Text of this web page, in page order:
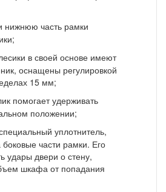
нижнюю часть рамки
в своей основе имеют
оснащены регулировкой
15 мм;
помогает удерживать
положении;
уплотнитель,
части рамки. Его
удары двери о стену,
шкафа от попадания